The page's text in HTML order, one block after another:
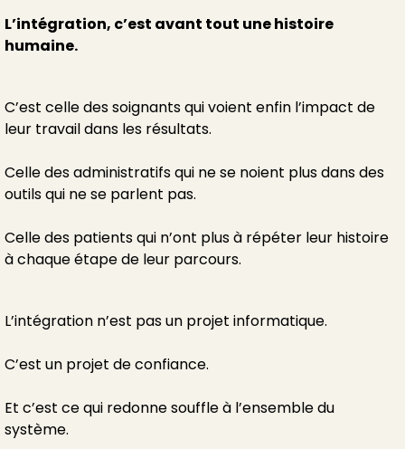
L’intégration, c’est avant tout une histoire
humaine.
C’est celle des soignants qui voient enfin l’impact de
leur travail dans les résultats.
Celle des administratifs qui ne se noient plus dans des
outils qui ne se parlent pas.
Celle des patients qui n’ont plus à répéter leur histoire
à chaque étape de leur parcours.
L’intégration n’est pas un projet informatique.
C’est un projet de confiance.
Et c’est ce qui redonne souffle à l’ensemble du
système.